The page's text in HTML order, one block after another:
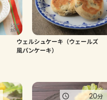
ウェルシュケーキ（ウェールズ
風パンケーキ）
20分